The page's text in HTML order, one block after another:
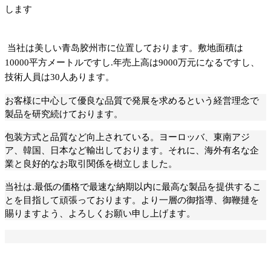
します
当社は美しい青岛胶州市に位置しております。敷地面積は
10000平方メートルですし.年売上高は9000万元になるですし、
技術人員は30 人 あります。
お客様に中心して優良な品質で発展を求めるという経営理念で
製品を研究続けております。
包装方式と品質など向上されている。ヨーロッバ、東南アジ
ア、韓国、日本など輸出しております。それに、海外有名な企
業と良好的なお取引関係を樹立しました。
当社は.最低の価格で最速な納期以内に最高な製品を提供するこ
とを目指して頑張っております。より一層の御指導、御鞭撻を
賜りますよう、よろしくお願い申し上げます。